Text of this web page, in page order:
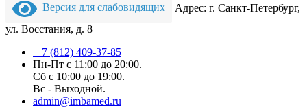
Версия для слабовидящих
Адрес: г. Санкт-Петербург,
ул. Восстания, д. 8
+ 7 (812) 409-37-85
Пн-Пт с 11:00 до 20:00.
Сб с 10:00 до 19:00.
Вс - Выходной.
admin@imbamed.ru